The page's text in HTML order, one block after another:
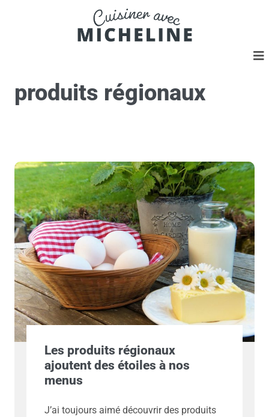
produits régionaux
Les produits régionaux
ajoutent des étoiles à nos
menus
J’ai toujours aimé découvrir des produits